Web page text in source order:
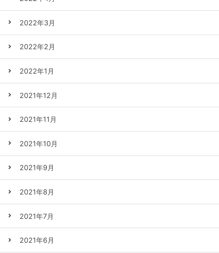
2022年3月
2022年2月
2022年1月
2021年12月
2021年11月
2021年10月
2021年9月
2021年8月
2021年7月
2021年6月